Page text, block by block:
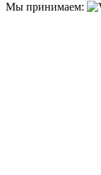
Мы принимаем: